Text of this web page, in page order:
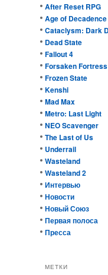
After Reset RPG
Age of Decadence
Cataclysm: Dark
Dead State
Fallout 4
Forsaken Fortress
Frozen State
Kenshi
Mad Max
Metro: Last Light
NEO Scavenger
The Last of Us
Underrail
Wasteland
Wasteland 2
Интервью
Новости
Новый Союз
Первая полоса
Пресса
МЕТКИ